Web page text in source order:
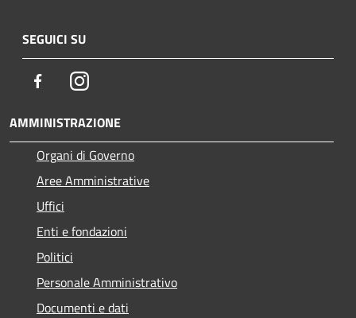
SEGUICI SU
FacebookInstagram
AMMINISTRAZIONE
Organi di Governo
Aree Amministrative
Uffici
Enti e fondazioni
Politici
Personale Amministrativo
Documenti e dati